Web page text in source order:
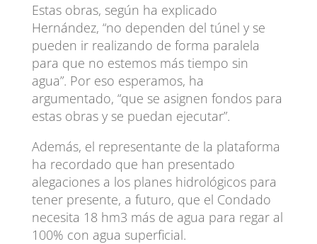
Estas obras, según ha explicado
Hernández, “no dependen del túnel y se
pueden ir realizando de forma paralela
para que no estemos más tiempo sin
agua”. Por eso esperamos, ha
argumentado, “que se asignen fondos para
estas obras y se puedan ejecutar”.
Además, el representante de la plataforma
ha recordado que han presentado
alegaciones a los planes hidrológicos para
tener presente, a futuro, que el Condado
necesita 18 hm3 más de agua para regar al
100% con agua superficial.